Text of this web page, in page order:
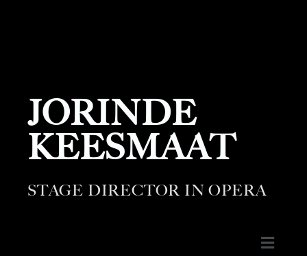
JORINDE
KEESMAAT
STAGE DIRECTOR IN OPERA